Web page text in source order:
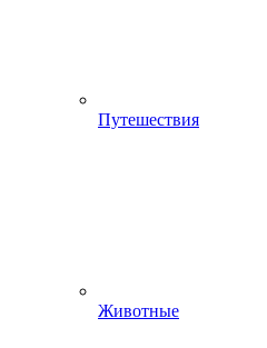
Путешествия
Животные